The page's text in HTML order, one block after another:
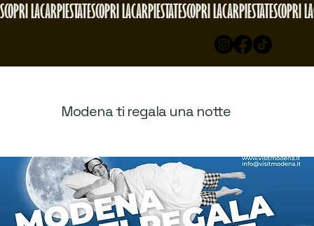
SCOPRI LACARPIESTATE
Modena ti regala una notte